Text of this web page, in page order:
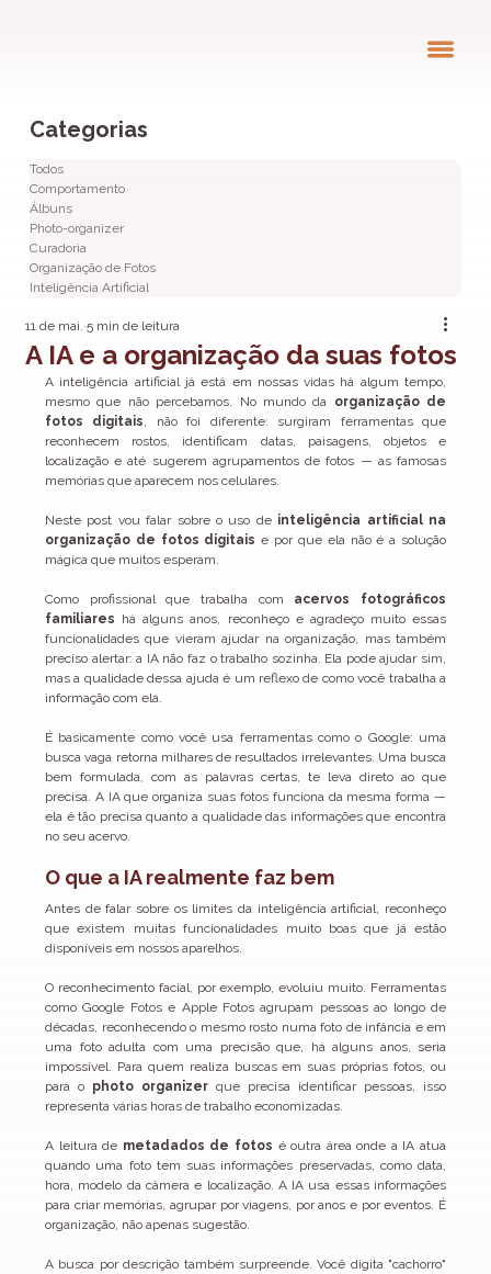
Categorias
Todos
Comportamento
Álbuns
Photo-organizer
Curadoria
Organização de Fotos
Inteligência Artificial
A IA e a organização da suas fotos
11 de mai. 5 min de leitura
A inteligência artificial já está em nossas vidas há algum tempo,
mesmo que não percebamos. No mundo da organização de
fotos digitais, não foi diferente: surgiram ferramentas que
reconhecem rostos, identificam datas, paisagens, objetos e
localização e até sugerem agrupamentos de fotos — as famosas
memórias que aparecem nos celulares.
Neste post vou falar sobre o uso de inteligência artificial na
organização de fotos digitais e por que ela não é a solução
mágica que muitos esperam.
Como profissional que trabalha com acervos fotográficos
familiares há alguns anos, reconheço e agradeço muito essas
funcionalidades que vieram ajudar na organização, mas também
preciso alertar: a IA não faz o trabalho sozinha. Ela pode ajudar sim,
mas a qualidade dessa ajuda é um reflexo de como você trabalha a
informação com ela.
É basicamente como você usa ferramentas como o Google: uma
busca vaga retorna milhares de resultados irrelevantes. Uma busca
bem formulada, com as palavras certas, te leva direto ao que
precisa. A IA que organiza suas fotos funciona da mesma forma —
ela é tão precisa quanto a qualidade das informações que encontra
no seu acervo.
O que a IA realmente faz bem
Antes de falar sobre os limites da inteligência artificial, reconheço
que existem muitas funcionalidades muito boas que já estão
disponíveis em nossos aparelhos.
O reconhecimento facial, por exemplo, evoluiu muito. Ferramentas
como Google Fotos e Apple Fotos agrupam pessoas ao longo de
décadas, reconhecendo o mesmo rosto numa foto de infância e em
uma foto adulta com uma precisão que, há alguns anos, seria
impossível. Para quem realiza buscas em suas próprias fotos, ou
para o photo organizer que precisa identificar pessoas, isso
representa várias horas de trabalho economizadas.
A leitura de metadados de fotos é outra área onde a IA atua
quando uma foto tem suas informações preservadas, como data,
hora, modelo da câmera e localização. A IA usa essas informações
para criar memórias, agrupar por viagens, por anos e por eventos. É
organização, não apenas sugestão.
A busca por descrição também surpreende. Você digita "cachorro"